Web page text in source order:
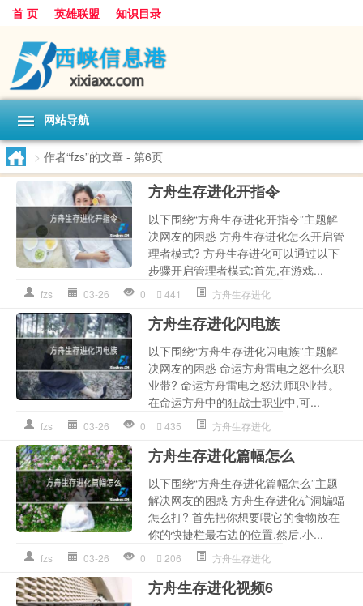
首 页 英雄联盟 知识目录
网站导航
> 作者“fzs”的文章 - 第6页
方舟生存进化开指令
以下围绕“方舟生存进化开指令”主题解
决网友的困惑 方舟生存进化怎么开启管
理者模式? 方舟生存进化可以通过以下
步骤开启管理者模式:首先,在游戏...
fzs 03-26 0 441 方舟生存进化
方舟生存进化闪电族
以下围绕“方舟生存进化闪电族”主题解
决网友的困惑 命运方舟雷电之怒什么职
业带? 命运方舟雷电之怒法师职业带。
在命运方舟中的狂战士职业中,可...
fzs 03-26 0 435 方舟生存进化
方舟生存进化篇幅怎么
以下围绕“方舟生存进化篇幅怎么”主题
解决网友的困惑 方舟生存进化矿洞蝙蝠
怎么打? 首先把你想要喂它的食物放在
你的快捷栏最右边的位置,然后,小...
fzs 03-26 0 206 方舟生存进化
方舟生存进化视频6